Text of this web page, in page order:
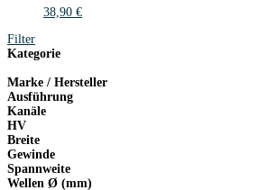
38,90 €
Filter
Kategorie
Marke / Hersteller
Ausführung
Kanäle
HV
Breite
Gewinde
Spannweite
Wellen Ø (mm)